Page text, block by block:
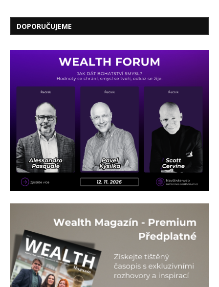
DOPORUČUJEME